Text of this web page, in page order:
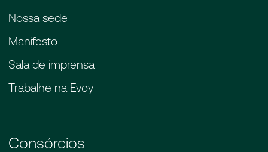
Nossa sede
Manifesto
Sala de imprensa
Trabalhe na Evoy
Consórcios